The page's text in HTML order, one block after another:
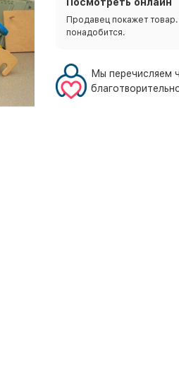
Продавец покажет
понадобится.
Мы перечисляем